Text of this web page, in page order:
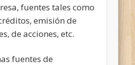
fuentes tales como
emisión de
de acciones, etc.
fuentes de